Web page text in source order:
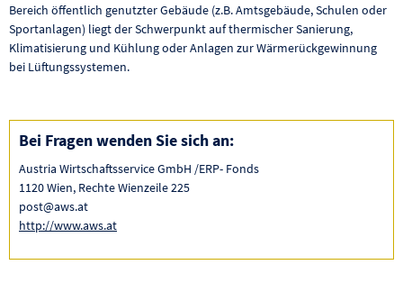
Bereich öffentlich genutzter Gebäude (z.B. Amtsgebäude, Schulen oder
Sportanlagen) liegt der Schwerpunkt auf thermischer Sanierung,
Klimatisierung und Kühlung oder Anlagen zur Wärmerückgewinnung
bei Lüftungssystemen.
Bei Fragen wenden Sie sich an:
Austria Wirtschaftsservice GmbH /ERP- Fonds
1120 Wien, Rechte Wienzeile 225
post@aws.at
http://www.aws.at